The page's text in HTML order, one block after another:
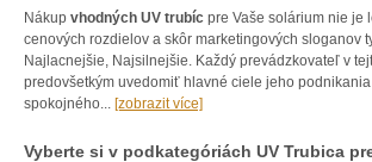
Nákup vhodných UV trubíc pre Vaše solárium nie je
cenových rozdielov a skôr marketingových sloganov
Najlacnejšie, Najsilnejšie. Každý prevádzkovateľ v
predovšetkým uvedomiť hlavné ciele jeho podnikania
spokojného... [zobrazit více]
Vyberte si v podkategóriách UV Trubica